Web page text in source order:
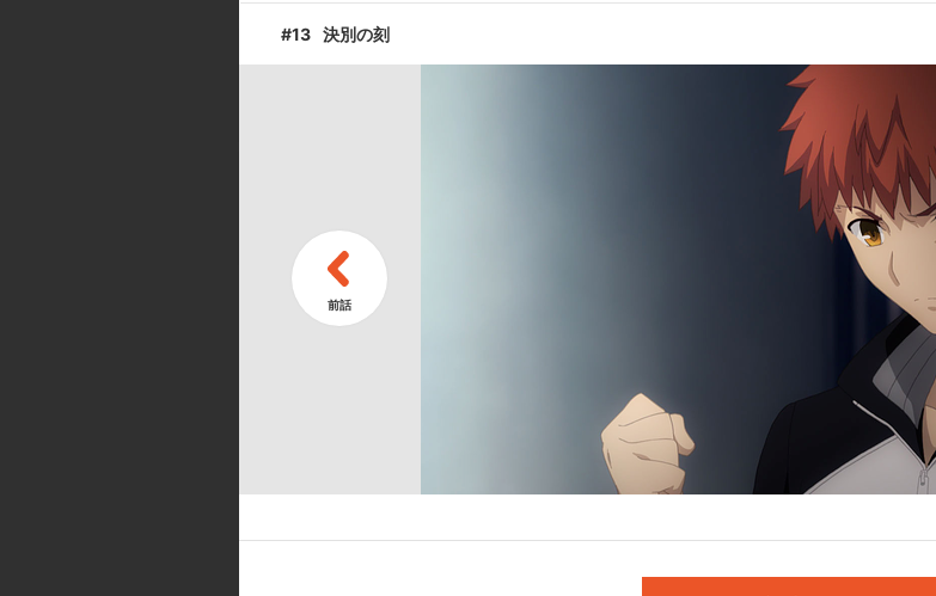
冬の日、心の所在
キャスト ／ スタッフ
衛宮士郎:杉山紀彰／遠坂凛:植田佳奈／セイバー:川澄綾子／アーチャー:諏訪部順一／
ツベルン:門脇舞以／葛木宗一郎:てらそままさき／ランサー:神奈延年／キャスター:田
大河:伊藤美紀／間桐慎二:神谷浩史／柳洞一成:真殿光昭／言峰綺礼:中田譲治／衛宮切
計:千葉絵美・松岡美佳／美術監督:衛藤功二／撮影監督:寺尾優一／3D監督:宍戸幸次郎
#13 決別の刻